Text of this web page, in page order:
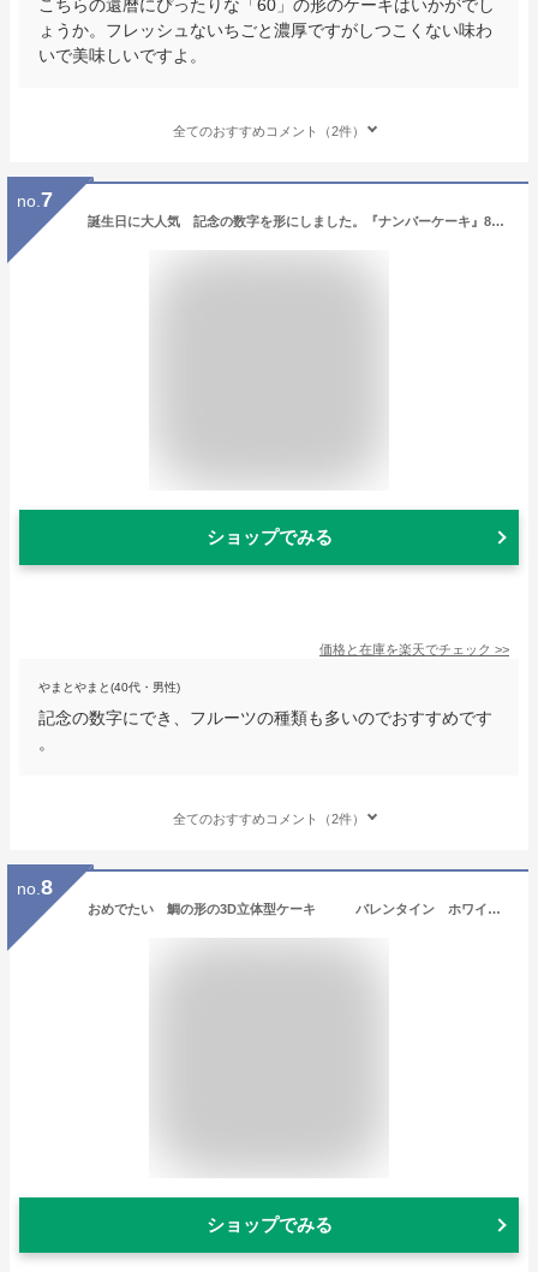
こちらの還暦にぴったりな「60」の形のケーキはいかがでし
ょうか。フレッシュないちごと濃厚ですがしつこくない味わ
いで美味しいですよ。
全てのおすすめコメント（2件）
no. 7
誕生日に大人気 記念の数字を形にしました。『ナンバーケーキ』8号サイズ フルーツ or いちご記念日 バースデーケーキ パーティー お誕生日ケーキ お祝い プレゼント アニバーサリー 還暦 長寿
ショップでみる
価格と在庫を楽天でチェック >>
やまとやまと(40代・男性)
記念の数字にでき、フルーツの種類も多いのでおすすめです
。
全てのおすすめコメント（2件）
no. 8
おめでたい 鯛の形の3D立体型ケーキ バレンタイン ホワイトデー スイーツ プチプギフト 誕生日 バースデーケーキ パーティ サプライズ キャラクターケーキ 還暦 お祝い 結婚記念日 おうち時間還暦 喜寿 米寿 白寿
ショップでみる